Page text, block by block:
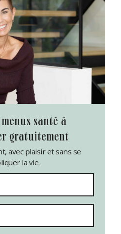
gratuitement
avec plaisir et sans se
la vie.